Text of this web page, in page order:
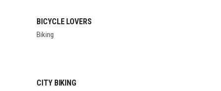
BICYCLE LOVERS
Biking
CITY BIKING